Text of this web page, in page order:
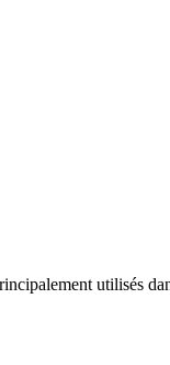
utilisés